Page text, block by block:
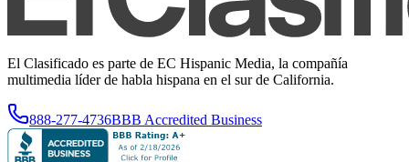
El Clasificado es parte de EC Hispanic Media, la compañía
multimedia líder de habla hispana en el sur de California.
888-277-4736BBB Accredited Business